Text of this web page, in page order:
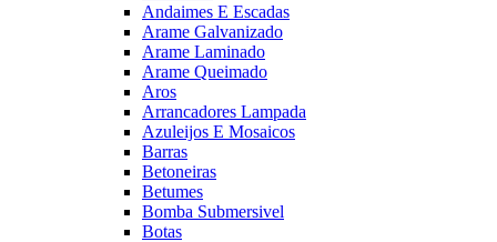
Andaimes E Escadas
Arame Galvanizado
Arame Laminado
Arame Queimado
Aros
Arrancadores Lampada
Azuleijos E Mosaicos
Barras
Betoneiras
Betumes
Bomba Submersivel
Botas